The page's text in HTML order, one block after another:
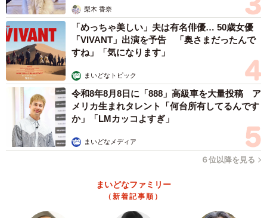
梨木 香奈
「めっちゃ美しい」夫は有名俳優… 50歳女優
「VIVANT」出演を予告 「奥さまだったんで
すね」「気になります」
まいどなトピック
令和8年8月8日に「888」高級車を大量投稿 ア
メリカ生まれタレント「何台所有してるんです
か」「LMカッコよすぎ」
まいどなメディア
６位以降を見る
まいどなファミリー
（新着記事順）